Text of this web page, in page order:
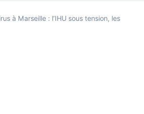
à Marseille : l’IHU sous tension, les